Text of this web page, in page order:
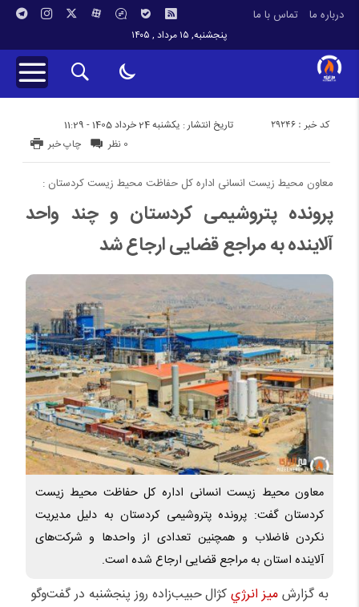
درباره ما تماس با ما
پنجشنبه, ۱۵ مرداد , ۱۴۰۵
تاریخ انتشار : یکشنبه 24 خرداد 1405 - 11:29 کد خبر : 29246
چاپ خبر 0 نظر
معاون محیط زیست انسانی اداره کل حفاظت محیط زیست کردستان :
پرونده پتروشیمی کردستان و چند واحد
آلاینده به مراجع قضایی ارجاع شد
معاون محیط زیست انسانی اداره کل حفاظت محیط زیست
کردستان گفت: پرونده پتروشیمی کردستان به دلیل مدیریت
نکردن فاضلاب و همچنین تعدادی از واحدها و شرکت‌های
آلاینده استان به مراجع قضایی ارجاع شده است.
به گزارشمیز انرژيکژال حبیب‌زاده روز پنجشنبه در گفت‌وگو